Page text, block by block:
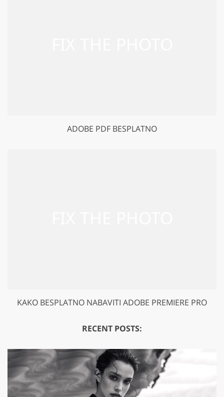
ADOBE PDF BESPLATNO
KAKO BESPLATNO NABAVITI ADOBE PREMIERE PRO
RECENT POSTS: